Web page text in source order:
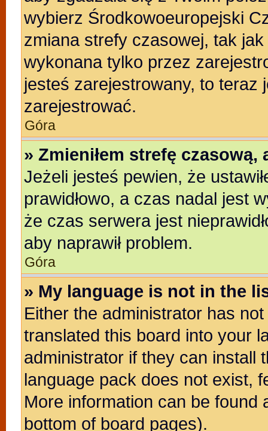
wybierz Środkowoeuropejski
zmiana strefy czasowej, tak
wykonana tylko przez
jesteś zarejestrowany, to teraz
zarejestrować.
Góra
» Zmieniłem strefę
Jeżeli jesteś pewien, że
prawidłowo, a czas nadal jest
że czas serwera jest
aby naprawił problem.
Góra
» My language is not in the
Either the administrator has
translated this board into your
administrator if they can install
language pack does not exist,
More information can be found
bottom of board pages).